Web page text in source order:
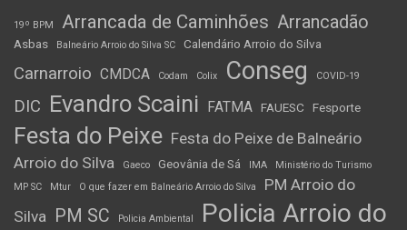
19º BPM Arrancada de Caminhões Arrancadão
Asbas Balneário Arroio do Silva SC Calendário Arroio do Silva
Carnarroio CMDCA Codam Colix Conseg COVID-19
DIC Evandro Scaini FATMA FAUESC Fesporte
Festa do Peixe Festa do Peixe de Balneário
Arroio do Silva
Gaeco Geovânia de Sá IMA
Ministério do Turismo
MP SC
Mtur O que fazer em Balneário Arroio do Silva
PM Arroio do
Silva PM SC Policia Ambiental
Policia Arroio do